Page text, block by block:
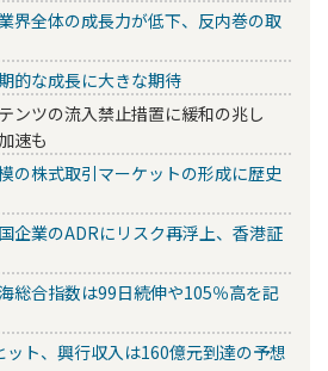
界全体の成長力が低下、反内巻の取
的な成長に大きな期待
ンツの流入禁止措置に緩和の兆し
速も
の株式取引マーケットの形成に歴史
企業のADRにリスク再浮上、香港証
総合指数は99日続伸や105％高を記
ット、興行収入は160億元到達の予想